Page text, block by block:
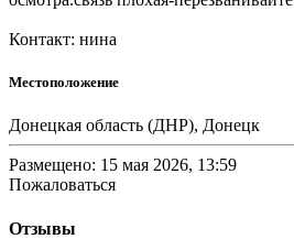
Контакт: нина
Местоположение
Донецкая область (ДНР), Донецк
Размещено: 15 мая 2026, 13:59
Пожаловаться
Отзывы